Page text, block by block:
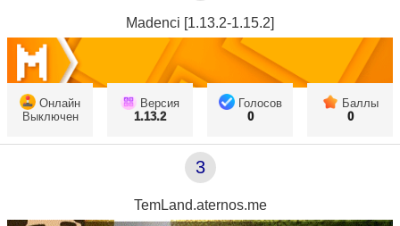
Madenci [1.13.2-1.15.2]
Онлайн
Выключен
Версия
1.13.2
Голосов
0
Баллы
0
3
TemLand.aternos.me